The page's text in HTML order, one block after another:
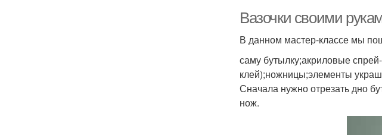
Вазочки своими
В данном мастер-классе мы
саму бутылку;акриловые
клей);ножницы;элементы
Сначала нужно отрезать дно
нож.